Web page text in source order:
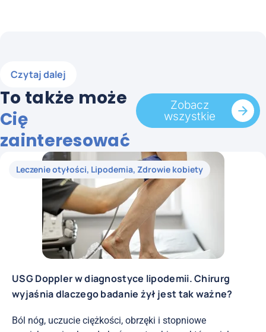
Czytaj dalej
To także może
Cię
zainteresować
Zobacz
wszystkie
Leczenie otyłości, Lipodemia, Zdrowie kobiety
USG Doppler w diagnostyce lipodemii. Chirurg
wyjaśnia dlaczego badanie żył jest tak ważne?
Ból nóg, uczucie ciężkości, obrzęki i stopniowe